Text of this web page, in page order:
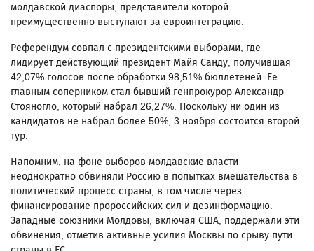
молдавской диаспоры, представители которой
преимущественно выступают за евроинтеграцию.
Референдум совпал с президентскими выборами, где
лидирует действующий президент Майя Санду, получившая
42,07% голосов после обработки 98,51% бюллетеней. Ее
главным соперником стал бывший генпрокурор Александр
Стояногло, который набрал 26,27%. Поскольку ни один из
кандидатов не набрал более 50%, 3 ноября состоится второй
тур.
Напомним, на фоне выборов молдавские власти
неоднократно обвиняли Россию в попытках вмешательства в
политический процесс страны, в том числе через
финансирование пророссийских сил и дезинформацию.
Западные союзники Молдовы, включая США, поддержали эти
обвинения, отметив активные усилия Москвы по срыву пути